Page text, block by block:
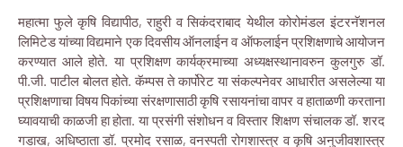
महात्मा फुले कृषि विद्यापीठ, राहुरी व सिकंदराबाद येथील कोरोमंडल इंटरनॅशनल
लिमिटेड यांच्या विद्यमाने एक दिवसीय ऑनलाईन व ऑफलाईन प्रशिक्षणाचे आयोजन
करण्यात आले होते. या प्रशिक्षण कार्यक्रमाच्या अध्यक्षस्थानावरुन कुलगुरु डॉ.
पी.जी. पाटील बोलत होते. कॅम्पस ते कार्पोरेट या संकल्पनेवर आधारीत असलेल्या या
प्रशिक्षणाचा विषय पिकांच्या संरक्षणासाठी कृषि रसायनांचा वापर व हाताळणी करताना
घ्यावयाची काळजी हा होता. या प्रसंगी संशोधन व विस्तार शिक्षण संचालक डॉ. शरद
गडाख, अधिष्ठाता डॉ. प्रमोद रसाळ, वनस्पती रोगशास्त्र व कृषि अनुजीवशास्त्र